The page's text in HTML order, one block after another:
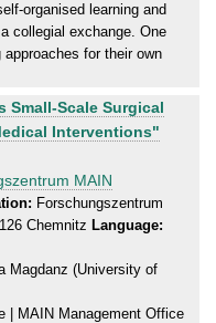
organised learning and
collegial exchange. One
for their own
Small-Scale Surgical
Interventions"
MAIN
Forschungszentrum
Chemnitz Language:
Magdanz (University of
| MAIN Management Office